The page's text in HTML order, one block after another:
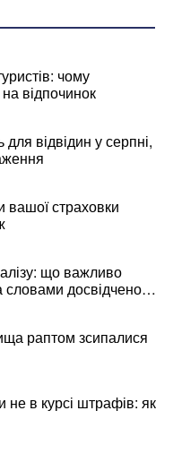
чому
відпочинок
для відвідин у серпні,
вашої страховки
що важливо
словами досвідченої
раптом зсипалися
не в курсі штрафів: як